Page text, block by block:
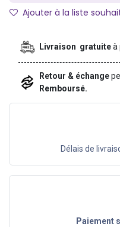
Ajouter à la liste
Livraison gratuiteà
Retour & échange
Remboursé.
Délais de
Paiement